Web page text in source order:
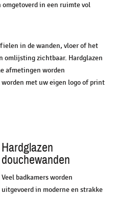
in een ruimte vol
in de wanden, vloer of het
omlijsting zichtbaar. Hardglazen
afmetingen worden
met uw eigen logo of print
Hardglazen
douchewanden
Veel badkamers worden
uitgevoerd in moderne en strakke